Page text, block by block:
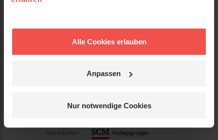
Alle Cookies erlauben
Anpassen
Nur notwendige Cookies
Umfang: 128
Format: 11 x 18 cm